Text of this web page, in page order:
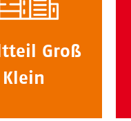
Groß
Klein